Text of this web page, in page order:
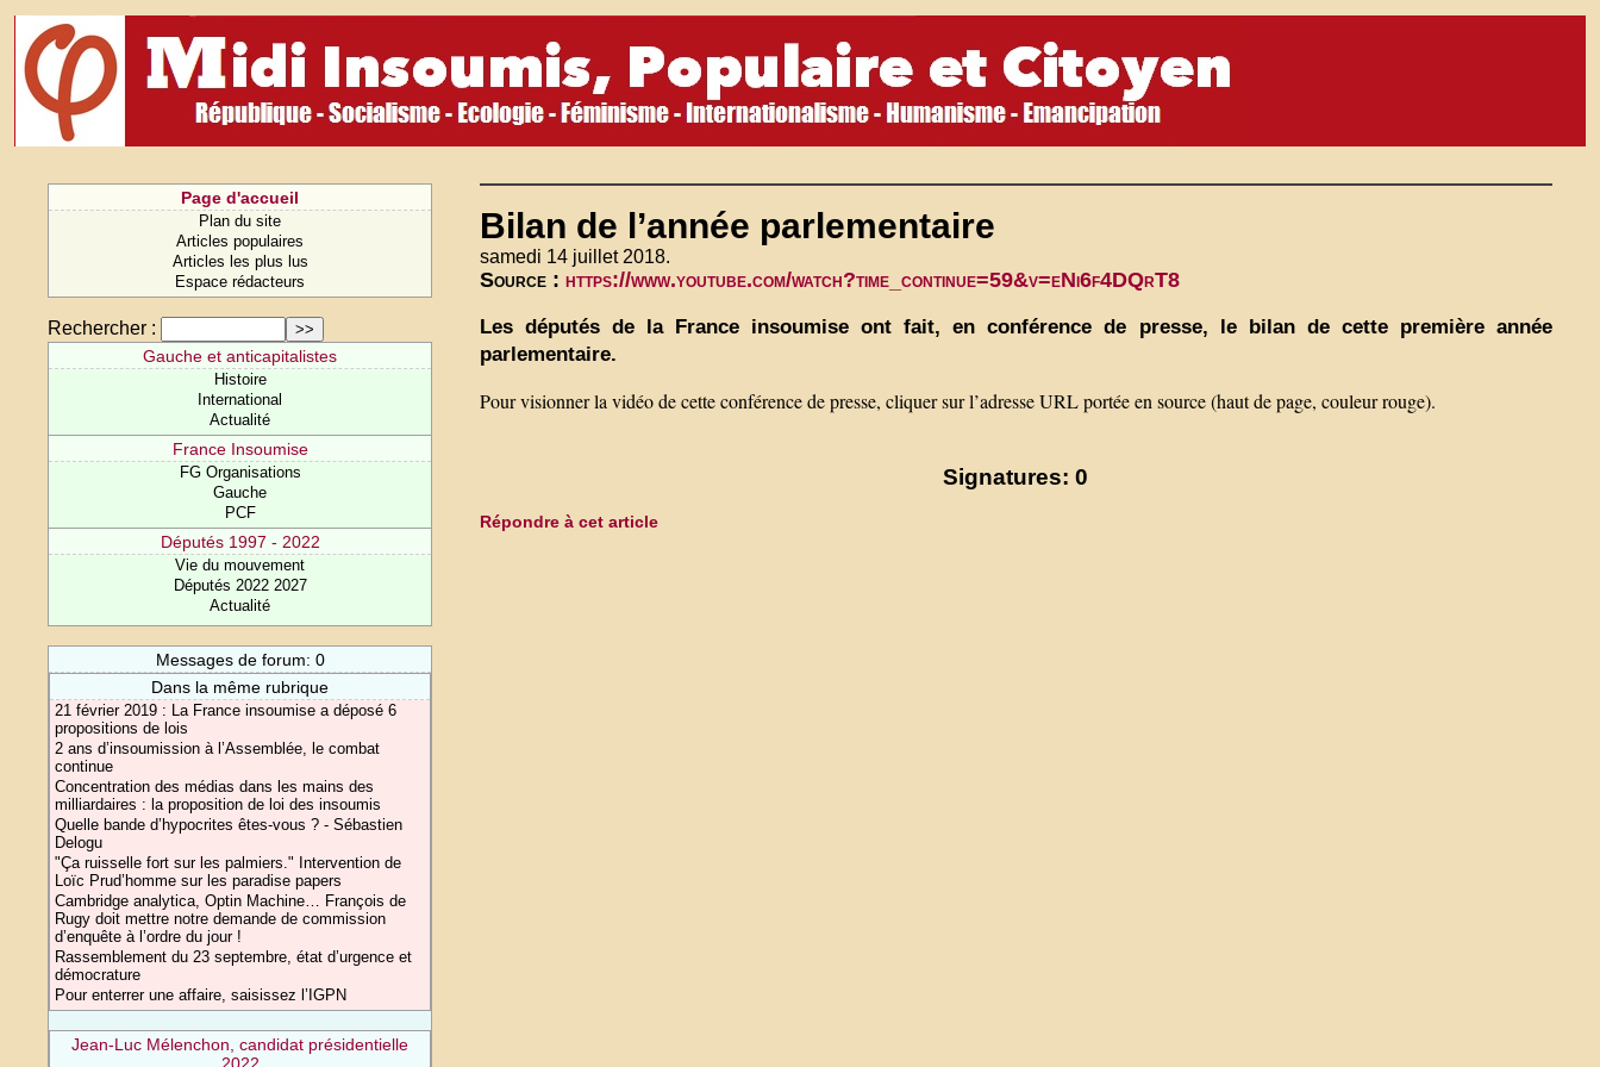
Page d'accueil
Plan du site
Articles populaires
Articles les plus lus
Espace rédacteurs
Rechercher :
Gauche et anticapitalistes
Histoire
International
Actualité
France Insoumise
FG Organisations
Gauche
PCF
Députés 1997 - 2022
Vie du mouvement
Députés 2022 2027
Actualité
Messages de forum: 0
Dans la même rubrique
21 février 2019 : La France insoumise a déposé 6
propositions de lois
2 ans d’insoumission à l’Assemblée, le combat
continue
Concentration des médias dans les mains des
milliardaires : la proposition de loi des insoumis
Quelle bande d’hypocrites êtes-vous ? - Sébastien
Delogu
"Ça ruisselle fort sur les palmiers." Intervention de
Loïc Prud’homme sur les paradise papers
Cambridge analytica, Optin Machine… François de
Rugy doit mettre notre demande de commission
d’enquête à l’ordre du jour !
Rassemblement du 23 septembre, état d’urgence et
démocrature
Pour enterrer une affaire, saisissez l’IGPN
Jean-Luc Mélenchon, candidat présidentielle
Bilan de l’année parlementaire
samedi 14 juillet 2018.
Source :https://www.youtube.com/watch?time_continue=59&v=eNi6f4DQrT8
Les députés de la France insoumise ont fait, en conférence de presse, le bilan de cette première année
parlementaire.
Pour visionner la vidéo de cette conférence de presse, cliquer sur l’adresse URL portée en source (haut de page, couleur rouge).
Signatures: 0
Répondre à cet article